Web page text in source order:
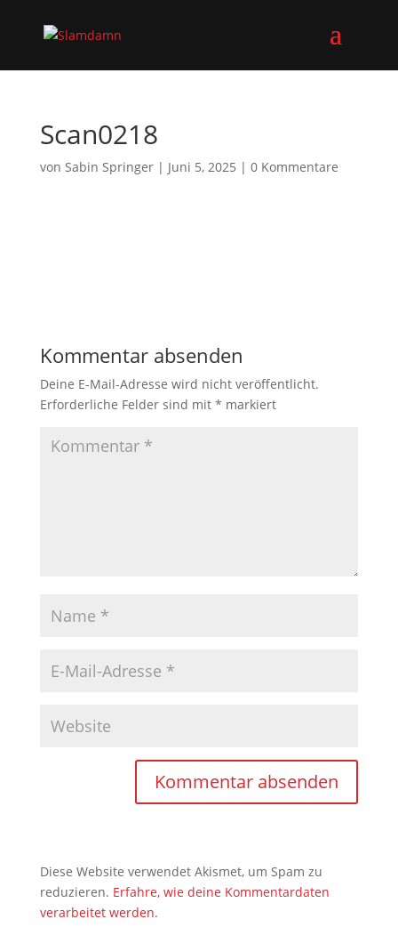
Scan0218
von Sabin Springer| Juni 5, 2025 | 0 Kommentare
Kommentar absenden
Deine E-Mail-Adresse wird nicht veröffentlicht.
Erforderliche Felder sind mit * markiert
Diese Website verwendet Akismet, um Spam zu
reduzieren. Erfahre, wie deine Kommentardaten
verarbeitet werden.